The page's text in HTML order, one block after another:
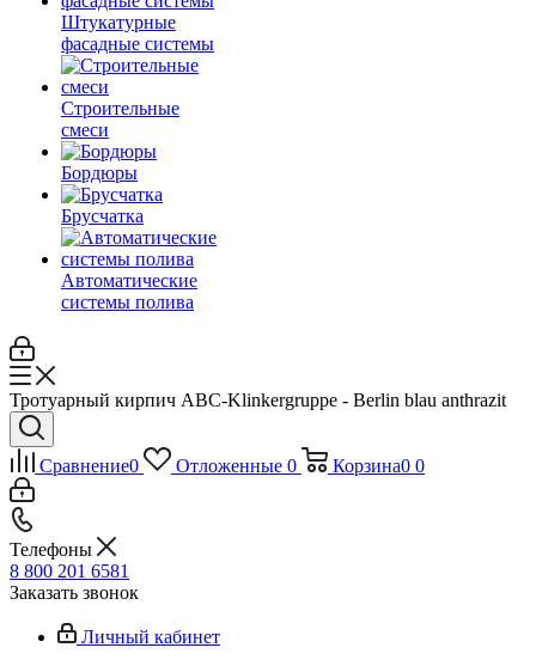
Штукатурные
фасадные системы
Строительные
смеси
Бордюры
Брусчатка
Автоматические
системы полива
Тротуарный кирпич ABC-Klinkergruppe - Berlin blau anthrazit
Сравнение0 Отложенные 0 Корзина0 0
Телефоны
8 800 201 6581
Заказать звонок
Личный кабинет